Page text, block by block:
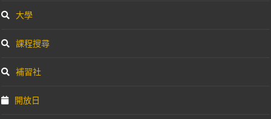
大學
課程搜尋
補習社
開放日